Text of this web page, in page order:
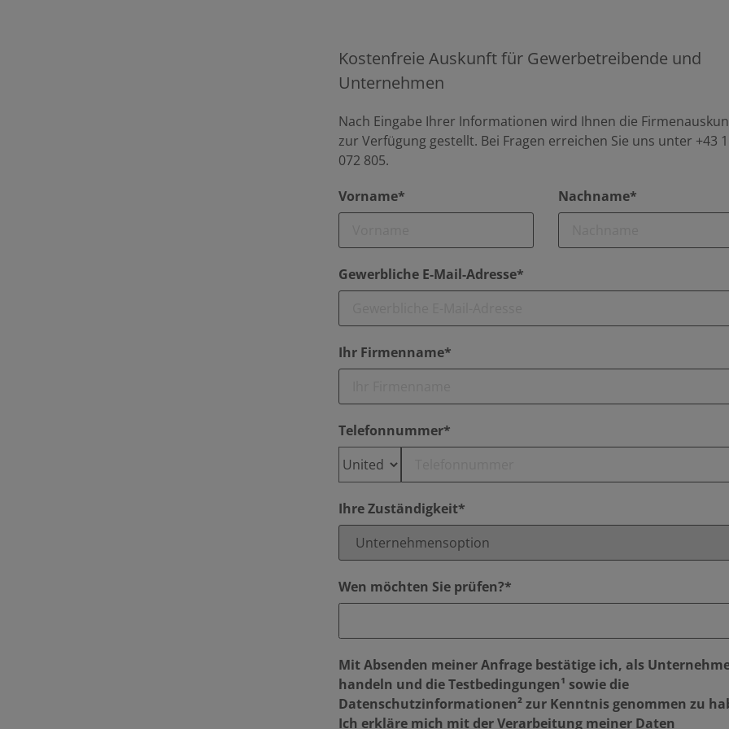
Kostenfreie Auskunft für Gewerbetreibende und
Unternehmen
Nach Eingabe Ihrer Informationen wird Ihnen die
zur Verfügung gestellt. Bei Fragen erreichen Sie uns unter +43
072 805.
Vorname*
Nachname*
Gewerbliche E-Mail-Adresse*
Ihr Firmenname*
Telefonnummer*
Ihre Zuständigkeit*
Wen möchten Sie prüfen?*
Mit Absenden meiner Anfrage bestätige ich, als
handeln und die Testbedingungen¹ sowie die
Datenschutzinformationen² zur Kenntnis genommen zu
Ich erkläre mich mit der Verarbeitung meiner Daten